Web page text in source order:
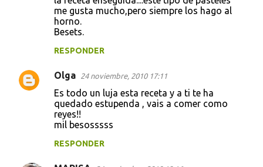
me gusta mucho,pero siempre los hago al
horno.
Besets.
RESPONDER
Olga 24 noviembre, 2010 17:11
Es todo un luja esta receta y a ti te ha
quedado estupenda , vais a comer como
reyes!!
mil besosssss
RESPONDER